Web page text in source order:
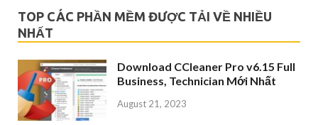
TOP CÁC PHẦN MỀM ĐƯỢC TẢI VỀ NHIỀU
NHẤT
Download CCleaner Pro v6.15 Full
Business, Technician Mới Nhất
August 21, 2023